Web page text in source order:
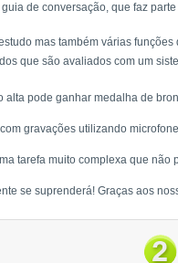
de conversação, que faz
mas também várias
que são avaliados com um
pode ganhar medalha de
gravações utilizando
tarefa muito complexa que
se suprenderá! Graças aos